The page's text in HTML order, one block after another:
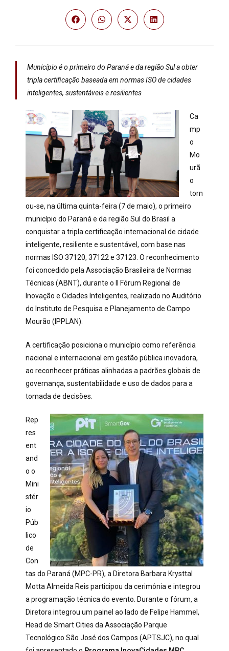
Município é o primeiro do Paraná e da região Sul a obter
tripla certificação baseada em normas ISO de cidades
inteligentes, sustentáveis e resilientes
Ca
mp
o
Mo
urã
o
torn
ou-se, na última quinta-feira (7 de maio), o primeiro
município do Paraná e da região Sul do Brasil a
conquistar a tripla certificação internacional de cidade
inteligente, resiliente e sustentável, com base nas
normas ISO 37120, 37122 e 37123. O reconhecimento
foi concedido pela Associação Brasileira de Normas
Técnicas (ABNT), durante o II Fórum Regional de
Inovação e Cidades Inteligentes, realizado no Auditório
do Instituto de Pesquisa e Planejamento de Campo
Mourão (IPPLAN).
A certificação posiciona o município como referência
nacional e internacional em gestão pública inovadora,
ao reconhecer práticas alinhadas a padrões globais de
governança, sustentabilidade e uso de dados para a
tomada de decisões.
Rep
res
ent
and
o o
Mini
stér
io
Púb
lico
de
Con
tas do Paraná (MPC-PR), a Diretora Barbara Krysttal
Motta Almeida Reis participou da cerimônia e integrou
a programação técnica do evento. Durante o fórum, a
Diretora integrou um painel ao lado de Felipe Hammel,
Head de Smart Cities da Associação Parque
Tecnológico São José dos Campos (APTSJC), no qual